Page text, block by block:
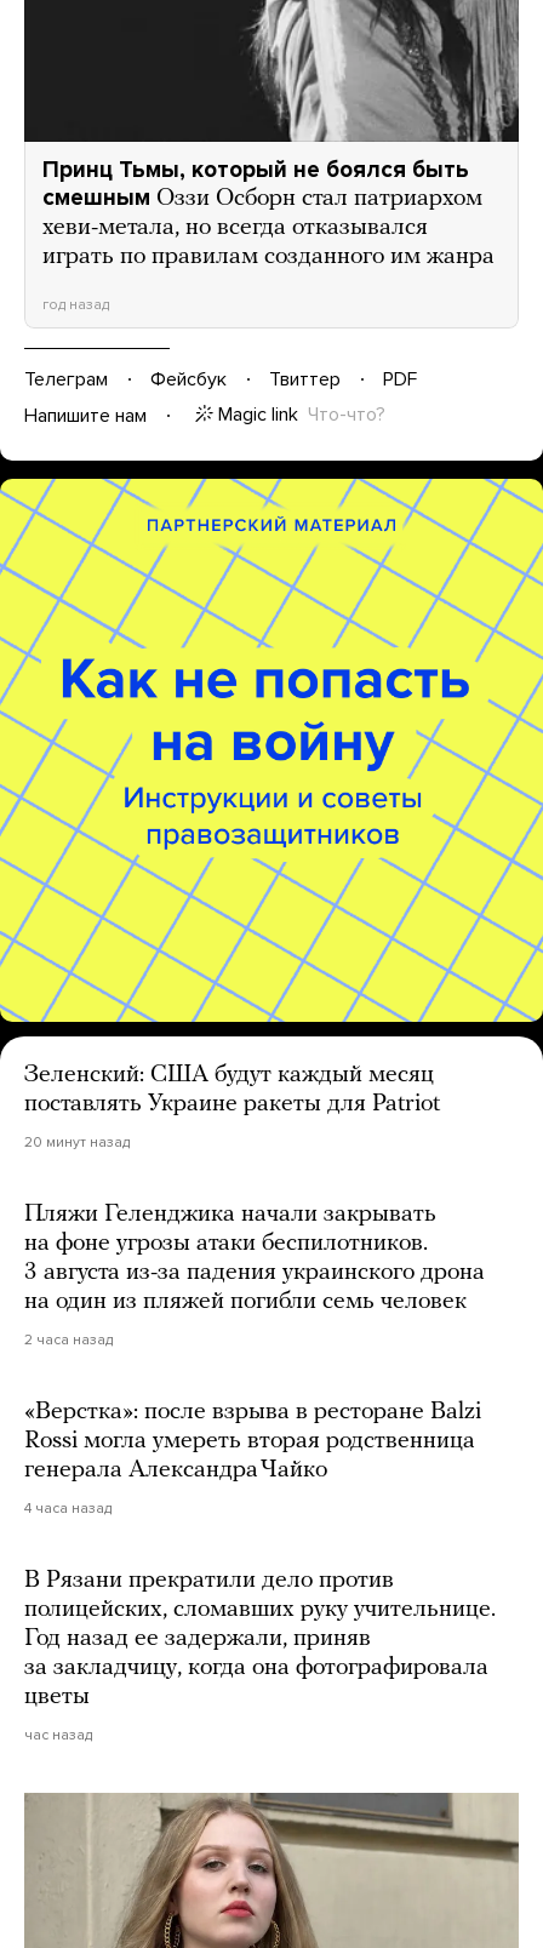
Принц Тьмы, который не боялся быть
смешным Оззи Осборн стал патриархом
хеви-метала, но всегда отказывался
играть по правилам созданного им жанра
год назад
Телеграм Фейсбук Твиттер
PDF
Напишите нам
Magic link Что-что?
Зеленский: США будут каждый месяц
поставлять Украине ракеты для Patriot
20 минут назад
Пляжи Геленджика начали закрывать
на фоне угрозы атаки беспилотников.
3 августа из-за падения украинского дрона
на один из пляжей погибли семь человек
2 часа назад
«Верстка»: после взрыва в ресторане Balzi
Rossi могла умереть вторая родственница
генерала Александра Чайко
4 часа назад
В Рязани прекратили дело против
полицейских, сломавших руку учительнице.
Год назад ее задержали, приняв
за закладчицу, когда она фотографировала
цветы
час назад